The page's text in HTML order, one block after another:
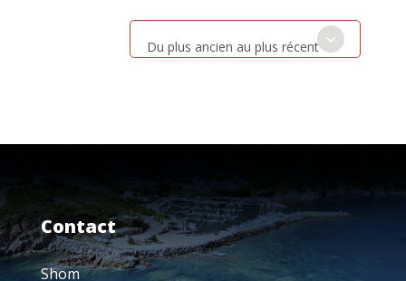
Du plus ancien au plus récent
Contact
Shom